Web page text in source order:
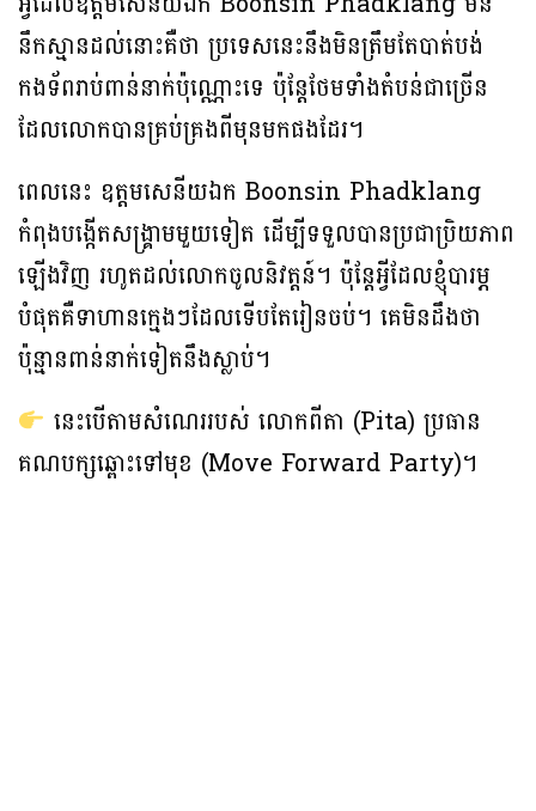
នឹកស្មានដល់នោះគឺថា ប្រទេសនេះនឹងមិនត្រឹមតែបាត់បង់
កងទ័ពរាប់ពាន់នាក់ប៉ុណ្ណោះទេ ប៉ុន្តែថែមទាំងតំបន់ជាច្រើន
ដែលលោកបានគ្រប់គ្រងពីមុនមកផងដែរ។
ពេលនេះ ឧត្តមសេនីយឯក Boonsin Phadklang
កំពុងបង្កើតសង្រ្គាមមួយទៀត ដើម្បីទទួលបានប្រជាប្រិយភាព
ឡើងវិញ រហូតដល់លោកចូលនិវត្តន៍។ ប៉ុន្តែអ្វីដែលខ្ញុំបារម្ភ
បំផុតគឺទាហានក្មេងៗដែលទើបតែរៀនចប់។ គេមិនដឹងថា
ប៉ុន្មានពាន់នាក់ទៀតនឹងស្លាប់។
នេះបើតាមសំណេររបស់ លោកពីតា (Pita) ប្រធាន
គណបក្សឆ្ពោះទៅមុខ (Move Forward Party)។